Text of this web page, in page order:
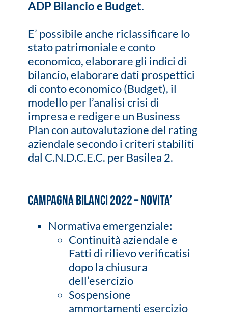
ADP Bilancio e Budget.
E’ possibile anche riclassificare lo
stato patrimoniale e conto
economico, elaborare gli indici di
bilancio, elaborare dati prospettici
di conto economico (Budget), il
modello per l’analisi crisi di
impresa e redigere un Business
Plan con autovalutazione del rating
aziendale secondo i criteri stabiliti
dal C.N.D.C.E.C. per Basilea 2.
CAMPAGNA BILANCI 2022 – NOVITA’
Normativa emergenziale:
Continuità aziendale e
Fatti di rilievo verificatisi
dopo la chiusura
dell’esercizio
Sospensione
ammortamenti esercizio